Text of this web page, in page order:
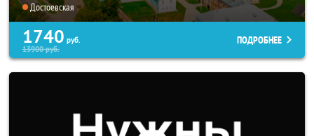
Достоевская
1740 руб.
13900руб.
ПОДРОБНЕЕ